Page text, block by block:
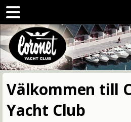
Välkommen till
Yacht Club